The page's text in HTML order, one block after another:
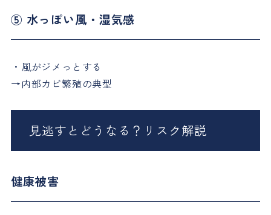
⑤ 水っぽい風・湿気感
・風がジメっとする
→内部カビ繁殖の典型
見逃すとどうなる？リスク解説
健康被害